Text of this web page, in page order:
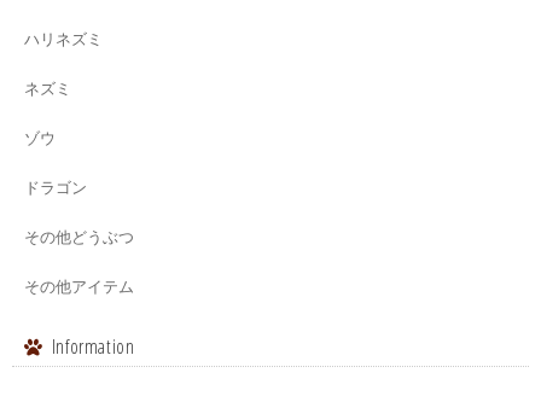
ハリネズミ
ネズミ
ゾウ
ドラゴン
その他どうぶつ
その他アイテム
Information